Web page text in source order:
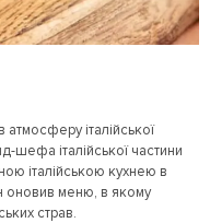
атмосферу італійської
шефа італійської частини
італійською кухнею в
оновив меню, в якому
страв.